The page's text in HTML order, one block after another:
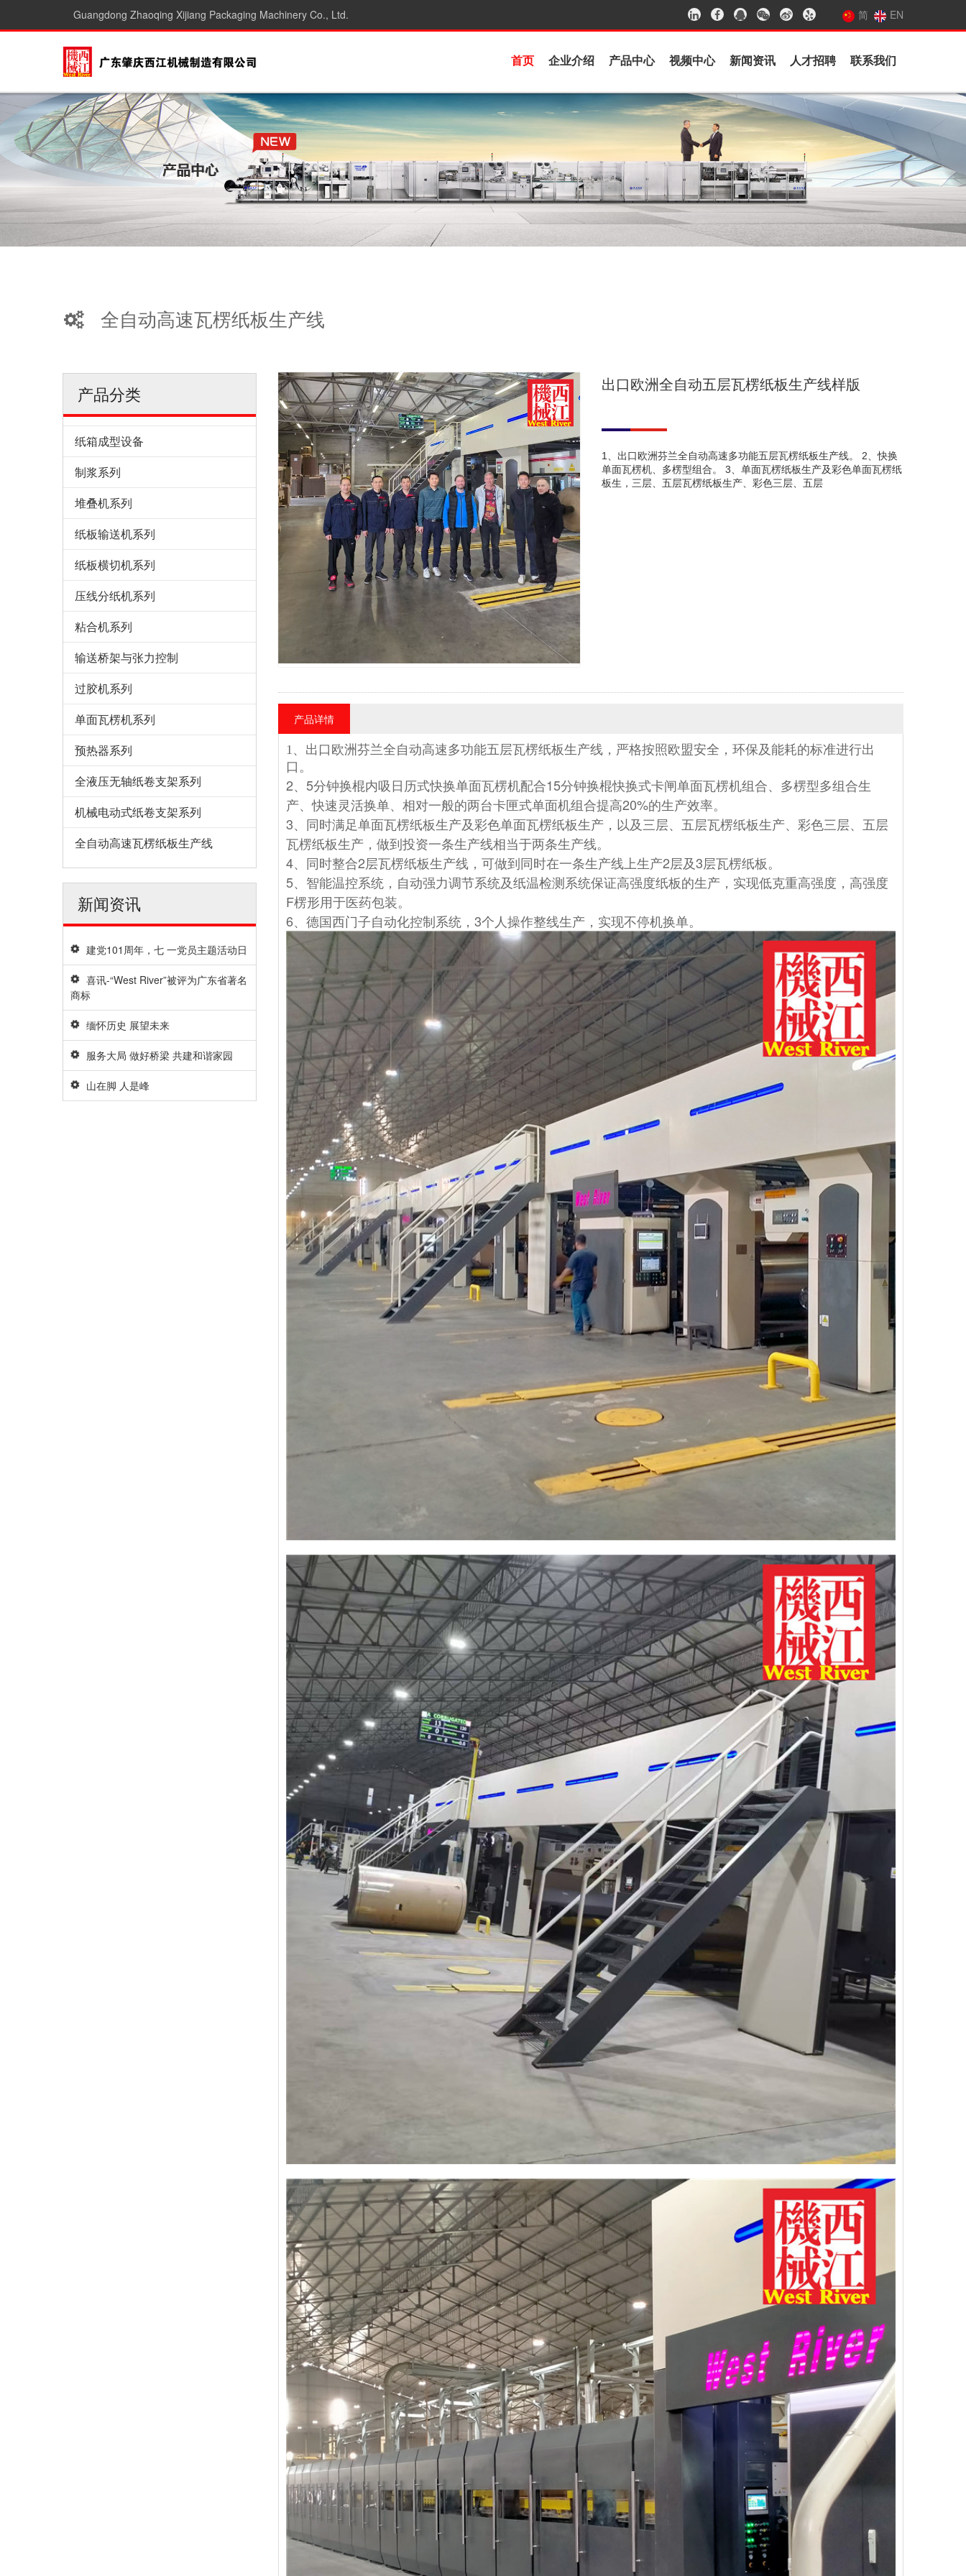
Guangdong Zhaoqing Xijiang Packaging Machinery Co., Ltd. 简 EN
首页 企业介绍 产品中心 视频中心 新闻资讯 人才招聘 联系我们
全自动高速瓦楞纸板生产线
产品分类
纸箱成型设备
制浆系列
堆叠机系列
纸板输送机系列
纸板横切机系列
压线分纸机系列
粘合机系列
输送桥架与张力控制
过胶机系列
单面瓦楞机系列
预热器系列
全液压无轴纸卷支架系列
机械电动式纸卷支架系列
全自动高速瓦楞纸板生产线
新闻资讯
建党101周年，七 一党员主题活动日
喜讯-“West River”被评为广东省著名
商标
缅怀历史 展望未来
服务大局 做好桥梁 共建和谐家园
山在脚 人是峰
出口欧洲全自动五层瓦楞纸板生产线样版
1、出口欧洲芬兰全自动高速多功能五层瓦楞纸板生产线。 2、快换
单面瓦楞机、多楞型组合。 3、单面瓦楞纸板生产及彩色单面瓦楞纸
板生，三层、五层瓦楞纸板生产、彩色三层、五层
产品详情
1、出口欧洲芬兰全自动高速多功能五层瓦楞纸板生产线，严格按照欧盟安全，环保及能耗的标准进行出
口。
2、5分钟换棍内吸日历式快换单面瓦楞机配合15分钟换棍快换式卡闸单面瓦楞机组合、多楞型多组合生
产、快速灵活换单、相对一般的两台卡匣式单面机组合提高20%的生产效率。
3、同时满足单面瓦楞纸板生产及彩色单面瓦楞纸板生产，以及三层、五层瓦楞纸板生产、彩色三层、五层
瓦楞纸板生产，做到投资一条生产线相当于两条生产线。
4、同时整合2层瓦楞纸板生产线，可做到同时在一条生产线上生产2层及3层瓦楞纸板。
5、智能温控系统，自动强力调节系统及纸温检测系统保证高强度纸板的生产，实现低克重高强度， 高强度
F楞形用于医药包装。
6、德国西门子自动化控制系统，3个人操作整线生产，实现不停机换单。